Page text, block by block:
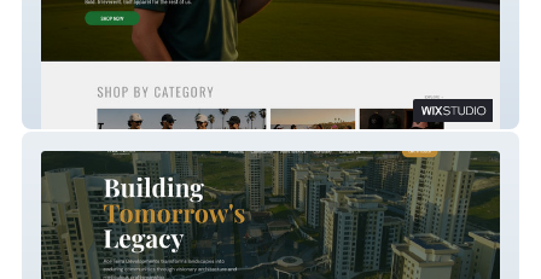
GripIt Golf